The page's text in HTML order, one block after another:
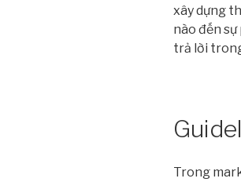
xây dựng
nào đến
trả lời
Trong